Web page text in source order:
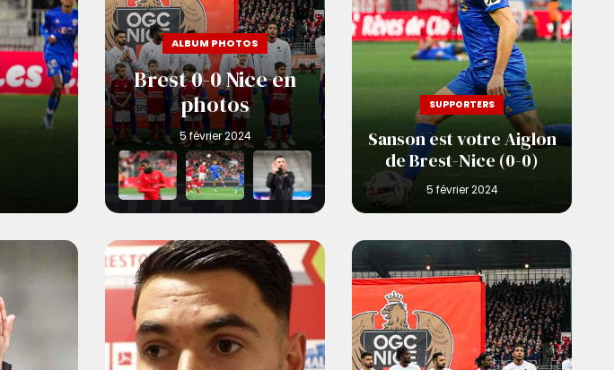
ALBUM PHOTOS
Brest 0-0 Nice en
photos
SUPPORTERS
Sanson est votre Aiglon
de Brest-Nice (0-0)